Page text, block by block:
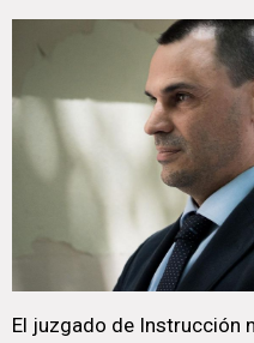
El juzgado de Instrucción